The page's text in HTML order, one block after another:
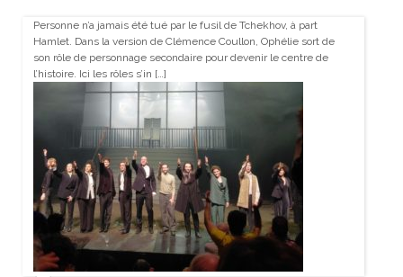
Personne n’a jamais été tué par le fusil de Tchekhov, à part
Hamlet. Dans la version de Clémence Coullon, Ophélie sort de
son rôle de personnage secondaire pour devenir le centre de
l’histoire. Ici les rôles s’in […]